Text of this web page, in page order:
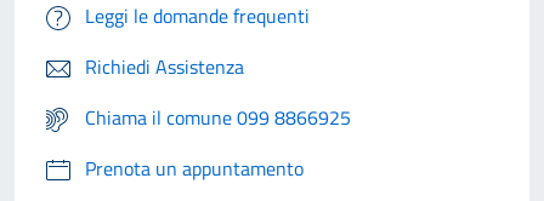
Leggi le domande frequenti
Richiedi Assistenza
Chiama il comune 099 8866925
Prenota un appuntamento